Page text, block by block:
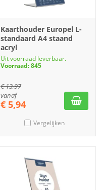
Kaarthouder Europel L-
standaard A4 staand
acryl
Uit voorraad leverbaar.
Voorraad: 845
€13,97
vanaf
€ 5,94
Vergelijken